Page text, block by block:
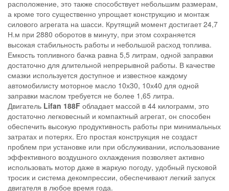
расположение, это также способствует небольшим размерам,
а кроме того существенно упрощает конструкцию и монтаж
силового агрегата на шасси. Крутящий момент достигает 24,7
Н.м при 2880 оборотов в минуту, при этом сохраняется
высокая стабильность работы и небольшой расход топлива.
Емкость топливного бачка равна 5,5 литрам, одной заправки
достаточно для длительной непрерывной работы. В качестве
смазки используется доступное и известное каждому
автомобилисту моторное масло 10х30, 10х40 для одной
заправки маслом требуется не более 1,65 литра.
Двигатель Lifan 188F обладает массой в 44 килограмм, это
достаточно легковесный и компактный агрегат, он способен
обеспечить высокую продуктивность работы при минимальных
затратах и потерях. Его простая конструкция не создаст
проблем при установке или при обслуживании, использование
эффективного воздушного охлаждения позволяет активно
использовать мотор даже в жаркую погоду, удобный пусковой
тросик и система декомпрессии, обеспечивают легкий запуск
двигателя в любое время года.